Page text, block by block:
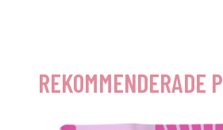
REKOMMENDERADE